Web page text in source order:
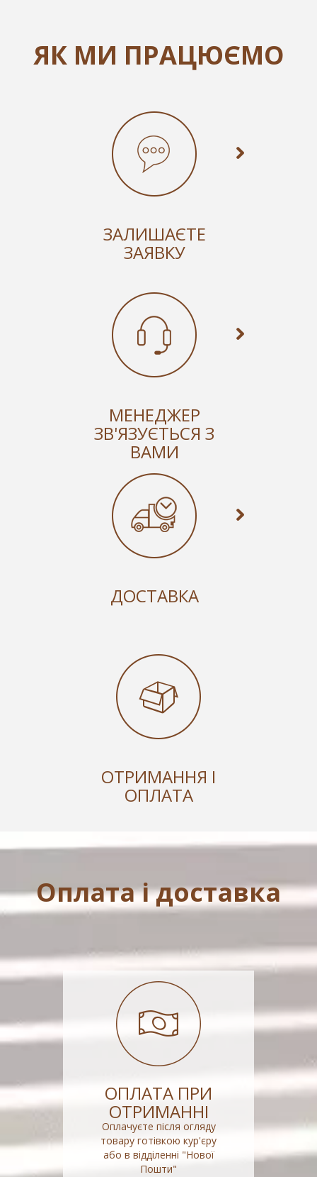
ЯК МИ ПРАЦЮЄМО
ЗАЛИШАЄТЕ
ЗАЯВКУ
МЕНЕДЖЕР
ЗВ'ЯЗУЄТЬСЯ З
ВАМИ
ДОСТАВКА
ОТРИМАННЯ І
ОПЛАТА
Оплата і доставка
ОПЛАТА ПРИ
ОТРИМАННІ
Оплачуєте після огляду
товару готівкою кур'єру
або в відділенні "Нової
Пошти"